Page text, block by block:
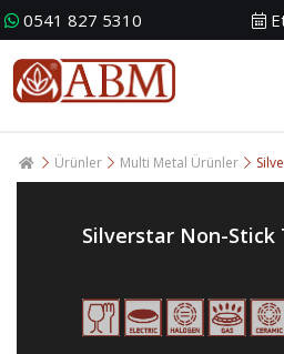
0541 827 5310
Ürünler Multi Metal Ürünler
Silverstar Non-Stick